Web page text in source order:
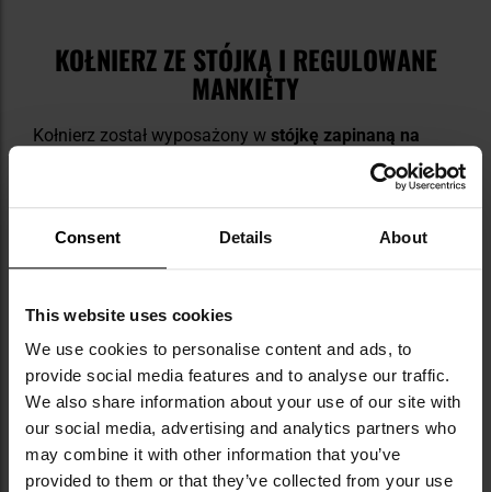
Consent Details About
This website uses cookies
We use cookies to personalise content and ads, to
provide social media features and to analyse our traffic.
We also share information about your use of our site with
our social media, advertising and analytics partners who
may combine it with other information that you’ve
provided to them or that they’ve collected from your use
KOŁNIERZ ZE STÓJKĄ I REGULOWANE
MANKIETY
Kołnierz został wyposażony w stójkę zapinaną na
, która w zależności od potrzeb może zostać
aby lepiej chronić przed zimnem lub
zabezpieczać szyję przez otarciami.Rękawy
regulowane są za pomocą mankietów na rzep.Na
umieszczono patkę na pagon ze stopniem.